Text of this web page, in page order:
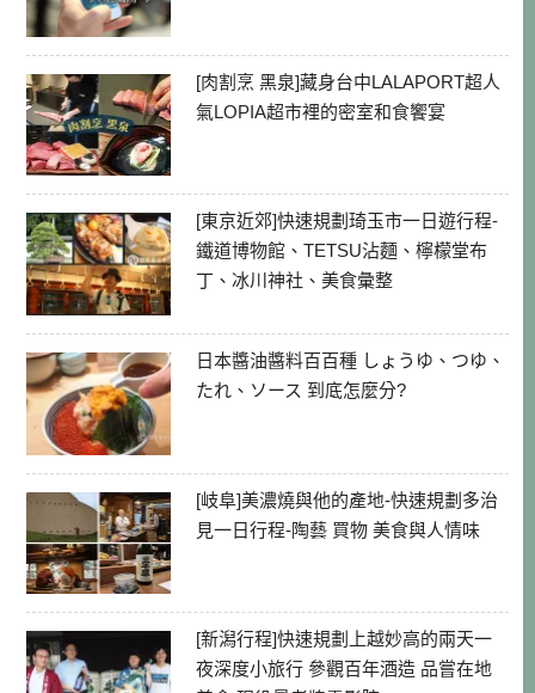
[肉割烹 黑泉]藏身台中LALAPORT超人
氣LOPIA超市裡的密室和食饗宴
[東京近郊]快速規劃琦玉市一日遊行程-
鐵道博物館、TETSU沾麵、檸檬堂布
丁、冰川神社、美食彙整
日本醬油醬料百百種 しょうゆ、つゆ、
たれ、ソース 到底怎麼分?
[岐阜]美濃燒與他的產地-快速規劃多治
見一日行程-陶藝 買物 美食與人情味
[新潟行程]快速規劃上越妙高的兩天一
夜深度小旅行 參觀百年酒造 品嘗在地